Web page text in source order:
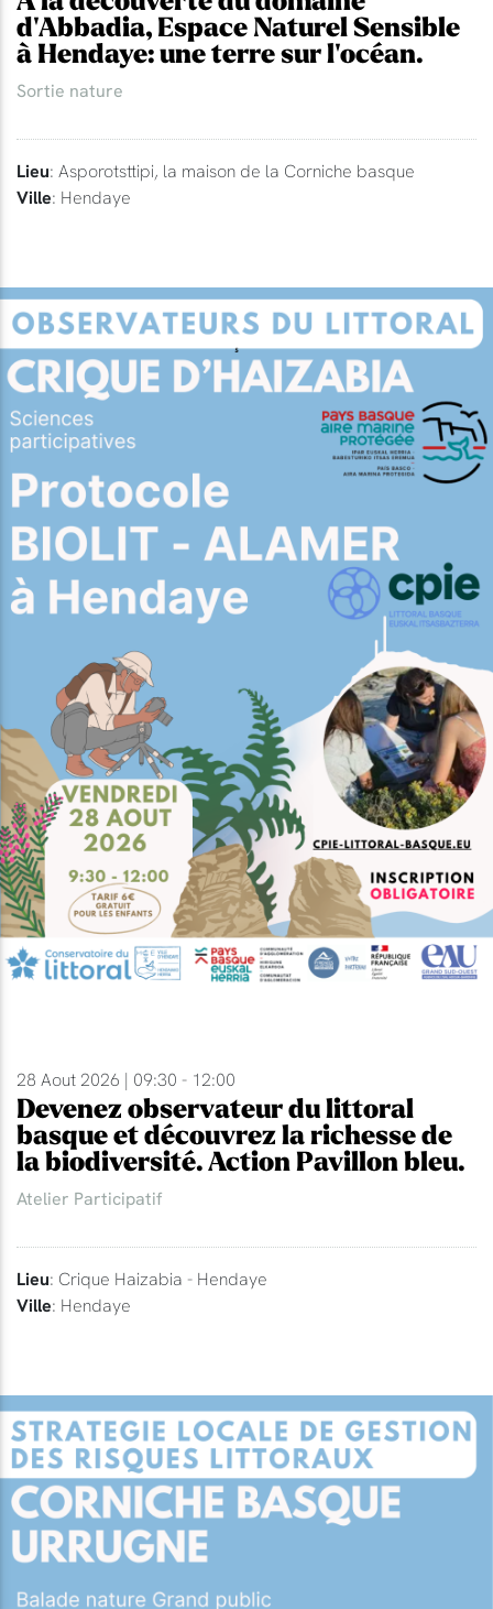
d'Abbadia, Espace Naturel Sensible
à Hendaye: une terre sur l'océan.
Sortie nature
Lieu: Asporotsttipi, la maison de la Corniche basque
Ville: Hendaye
28 Aout 2026 | 09:30 - 12:00
Devenez observateur du littoral
basque et découvrez la richesse de
la biodiversité. Action Pavillon bleu.
Atelier Participatif
Lieu: Crique Haizabia - Hendaye
Ville: Hendaye